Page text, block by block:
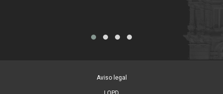
Aviso legal